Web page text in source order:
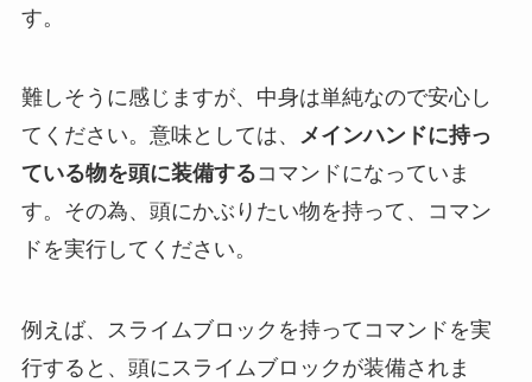
す。
難しそうに感じますが、中身は単純なので安心し
てください。意味としては、 メインハンドに持っ
ている物を頭に装備するコマンドになっていま
す。その為、頭にかぶりたい物を持って、コマン
ドを実行してください。
例えば、スライムブロックを持ってコマンドを実
行すると、頭にスライムブロックが装備されま